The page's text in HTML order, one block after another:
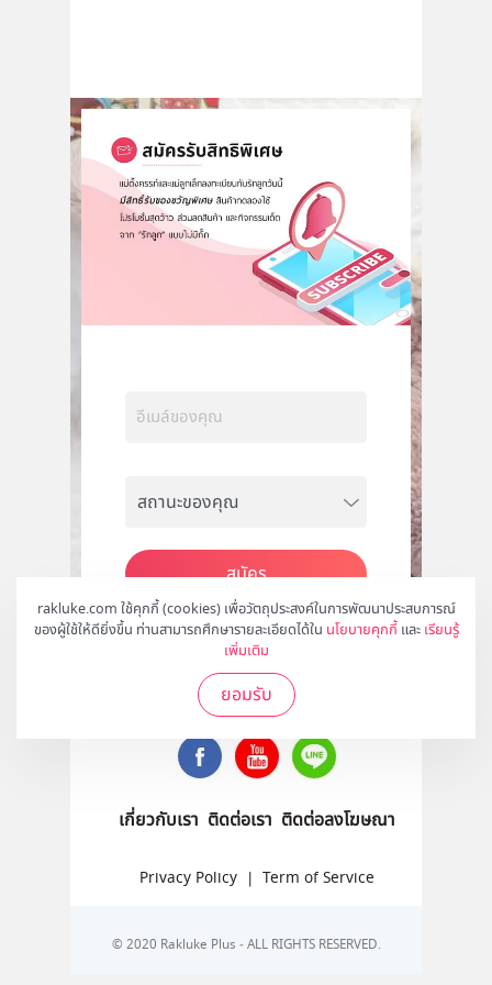
rakluke.com ใช้คุกกี้ (cookies) เพื่อวัตถุประสงค์ในการพัฒนาประสบการณ์
ของผู้ใช้ให้ดียิ่งขึ้น ท่านสามารถศึกษารายละเอียดได้ใน นโยบายคุกกี้ และ เรียนรู้
เพิ่มเติม
ยอมรับ
สมัคร
ติดตามเราได้ที่
เกี่ยวกับเรา ติดต่อเรา ติดต่อลงโฆษณา
Privacy Policy | Term of Service
© 2020 Rakluke Plus - ALL RIGHTS RESERVED.